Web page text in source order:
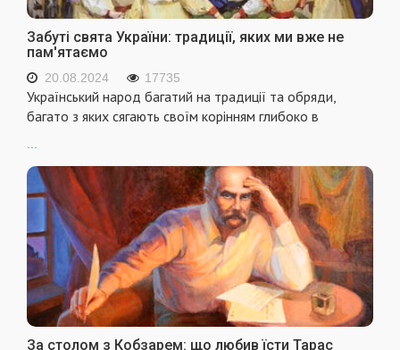
Забуті свята України: традиції, яких ми вже не
пам'ятаємо
20.08.2024 17735
Український народ багатий на традиції та обряди,
багато з яких сягають своїм корінням глибоко в
За столом з Кобзарем: що любив їсти Тарас